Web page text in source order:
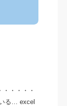
・・・・
る… excel